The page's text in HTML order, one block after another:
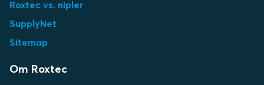
Vindturbiner
Roxtec vs. nipler
SupplyNet
Sitemap
Om Roxtec